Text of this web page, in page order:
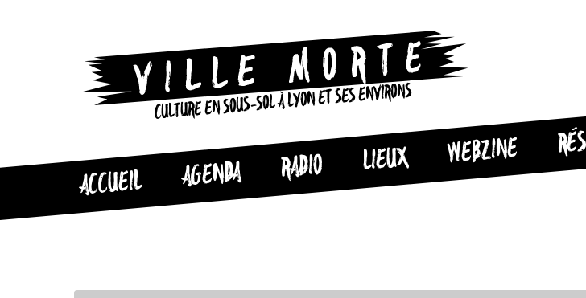
CULTURE EN SOUS-SOL À LYON ET SES ENVIRONS
ACCUEIL AGENDA RADIO LIEUX WEBZINE